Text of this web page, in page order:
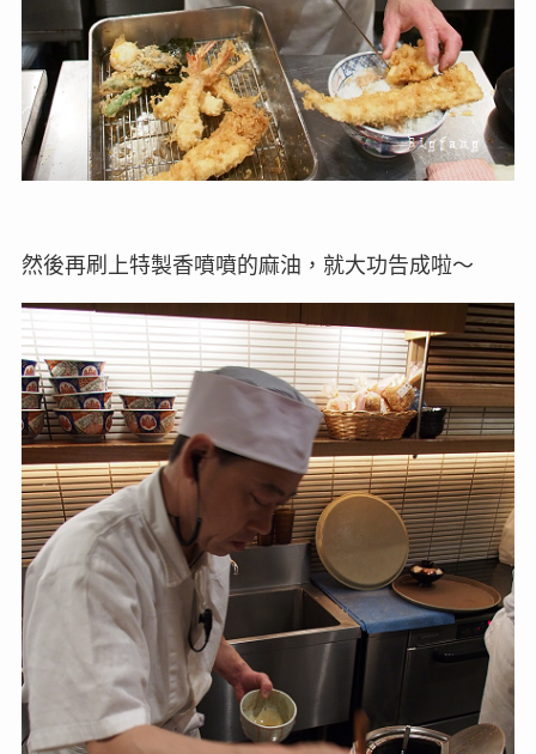
然後再刷上特製香噴噴的麻油，就大功告成啦～